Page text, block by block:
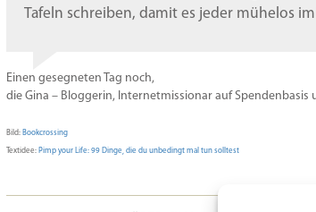
Tafeln schreiben, damit es jeder mühelos
Einen gesegneten Tag noch,
die Gina – Bloggerin, Internetmissionar auf Spendenbasis
Bild: Bookcrossing
Textidee: Pimp your Life: 99 Dinge, die du unbedingt mal tun solltest